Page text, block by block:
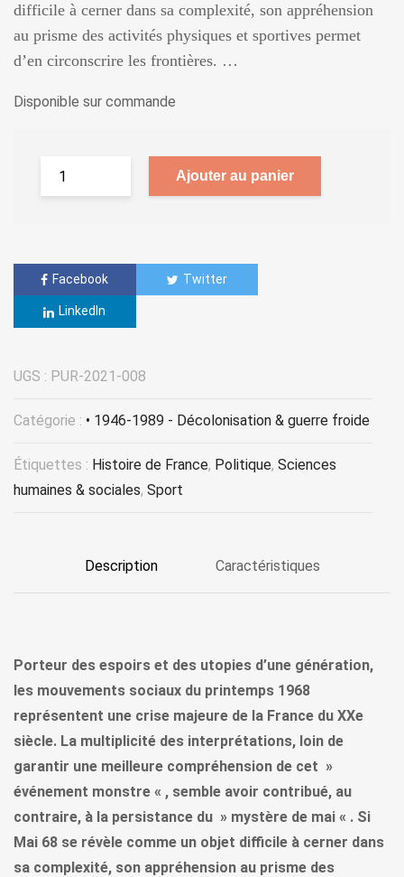
difficile à cerner dans sa complexité, son appréhension
au prisme des activités physiques et sportives permet
d’en circonscrire les frontières. …
Disponible sur commande
Ajouter au panier
Facebook Twitter
LinkedIn
UGS : PUR-2021-008
Catégorie : • 1946-1989 - Décolonisation & guerre froide
Étiquettes : Histoire de France, Politique, Sciences
humaines & sociales, Sport
Description Caractéristiques
Porteur des espoirs et des utopies d’une génération,
les mouvements sociaux du printemps 1968
représentent une crise majeure de la France du XXe
siècle. La multiplicité des interprétations, loin de
garantir une meilleure compréhension de cet »
événement monstre « , semble avoir contribué, au
contraire, à la persistance du » mystère de mai « . Si
Mai 68 se révèle comme un objet difficile à cerner dans
sa complexité, son appréhension au prisme des